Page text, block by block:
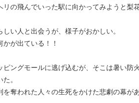
リの飛んでいった駅に向かってみようと梨
い人と出会うが、様子がおかしい。
が出ている！！
ピングモールに逃げ込むが、そこは暑い防
。
を奪われた人々の生死をかけた悲劇の幕が